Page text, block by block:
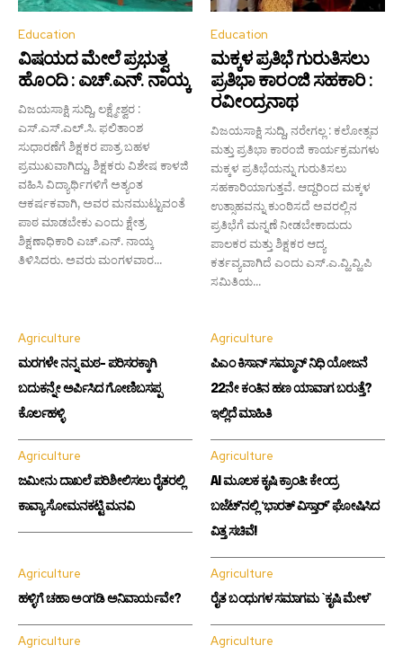
Education
ವಿಷಯದ ಮೇಲೆ ಪ್ರಭುತ್ವ
ಹೊಂದಿ : ಎಚ್.ಎನ್. ನಾಯ್ಕ
ವಿಜಯಸಾಕ್ಷಿ ಸುದ್ದಿ, ಲಕ್ಷ್ಮೇಶ್ವರ :
ಎಸ್.ಎಸ್.ಎಲ್.ಸಿ. ಫಲಿತಾಂಶ
ಸುಧಾರಣೆಗೆ ಶಿಕ್ಷಕರ ಪಾತ್ರ ಬಹಳ
ಪ್ರಮುಖವಾಗಿದ್ದು, ಶಿಕ್ಷಕರು ವಿಶೇಷ ಕಾಳಜಿ
ವಹಿಸಿ ವಿದ್ಯಾರ್ಥಿಗಳಿಗೆ ಅತ್ಯಂತ
ಆಕರ್ಷಕವಾಗಿ, ಅವರ ಮನಮುಟ್ಟುವಂತೆ
ಪಾಠ ಮಾಡಬೇಕು ಎಂದು ಕ್ಷೇತ್ರ
ಶಿಕ್ಷಣಾಧಿಕಾರಿ ಎಚ್.ಎನ್. ನಾಯ್ಕ
ತಿಳಿಸಿದರು. ಅವರು ಮಂಗಳವಾರ...
Education
ಮಕ್ಕಳ ಪ್ರತಿಭೆ ಗುರುತಿಸಲು
ಪ್ರತಿಭಾ ಕಾರಂಜಿ ಸಹಕಾರಿ :
ರವೀಂದ್ರನಾಥ
ವಿಜಯಸಾಕ್ಷಿ ಸುದ್ದಿ, ನರೇಗಲ್ಲ : ಕಲೋತ್ಸವ
ಮತ್ತು ಪ್ರತಿಭಾ ಕಾರಂಜಿ ಕಾರ್ಯಕ್ರಮಗಳು
ಮಕ್ಕಳ ಪ್ರತಿಭೆಯನ್ನು ಗುರುತಿಸಲು
ಸಹಕಾರಿಯಾಗುತ್ತವೆ. ಆದ್ದರಿಂದ ಮಕ್ಕಳ
ಉತ್ಸಾಹವನ್ನು ಕುಂಠಿಸದೆ ಅವರಲ್ಲಿನ
ಪ್ರತಿಭೆಗೆ ಮನ್ನಣೆ ನೀಡಬೇಕಾದುದು
ಪಾಲಕರ ಮತ್ತು ಶಿಕ್ಷಕರ ಆದ್ಯ
ಕರ್ತವ್ಯವಾಗಿದೆ ಎಂದು ಎಸ್.ಎ.ವ್ಹಿ.ವ್ಹಿ.ಪಿ
ಸಮಿತಿಯ...
Agriculture
ಮರಗಳೇ ನನ್ನ ಮಠ- ಪರಿಸರಕ್ಕಾಗಿ
ಬದುಕನ್ನೇ ಅರ್ಪಿಸಿದ ಗೋಣಿಬಸಪ್ಪ
ಕೊರ್ಲಹಳ್ಳಿ
Agriculture
ಪಿಎಂ ಕಿಸಾನ್ ಸಮ್ಮಾನ್ ನಿಧಿ ಯೋಜನೆ
22ನೇ ಕಂತಿನ ಹಣ ಯಾವಾಗ ಬರುತ್ತೆ?
ಇಲ್ಲಿದೆ ಮಾಹಿತಿ
Agriculture
ಜಮೀನು ದಾಖಲೆ ಪರಿಶೀಲಿಸಲು ರೈತರಲ್ಲಿ
ಕಾವ್ಯಾ ಸೋಮನಕಟ್ಟಿ ಮನವಿ
Agriculture
AI ಮೂಲಕ ಕೃಷಿ ಕ್ರಾಂತಿ: ಕೇಂದ್ರ
ಬಜೆಟ್ʼನಲ್ಲಿ ‘ಭಾರತ್ ವಿಸ್ತಾರ್’ ಘೋಷಿಸಿದ
ವಿತ್ತ ಸಚಿವೆ!
Agriculture
ಹಳ್ಳಿಗೆ ಚಹಾ ಅಂಗಡಿ ಅನಿವಾರ್ಯವೇ?
Agriculture
ರೈತ ಬಂಧುಗಳ ಸಮಾಗಮ `ಕೃಷಿ ಮೇಳ’
Agriculture Agriculture